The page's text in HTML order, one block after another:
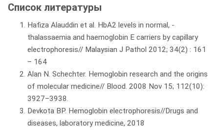
Список литературы
Hafiza Alauddin et al. HbA2 levels in normal, -
thalassaemia and haemoglobin E carriers by capillary
electrophoresis// Malaysian J Pathol 2012; 34(2) : 161
– 164
Alan N. Schechter. Hemoglobin research and the origins
of molecular medicine// Blood. 2008 Nov 15; 112(10):
3927–3938.
Devkota BP. Hemoglobin electrophoresis//Drugs and
diseases, laboratory medicine, 2018